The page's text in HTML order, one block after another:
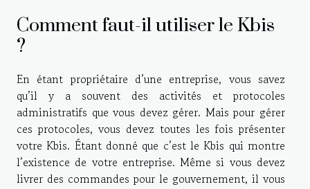
Comment faut-il utiliser le Kbis
?
En étant propriétaire d’une entreprise, vous savez
qu’il y a souvent des activités et protocoles
administratifs que vous devez gérer. Mais pour gérer
ces protocoles, vous devez toutes les fois présenter
votre Kbis. Étant donné que c’est le Kbis qui montre
l’existence de votre entreprise. Même si vous devez
livrer des commandes pour le gouvernement, il vous